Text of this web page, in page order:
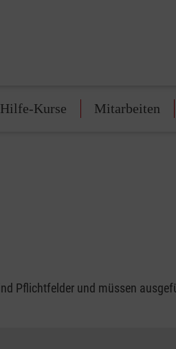
Kurse Mitarbeiten
Pflichtfelder und müssen